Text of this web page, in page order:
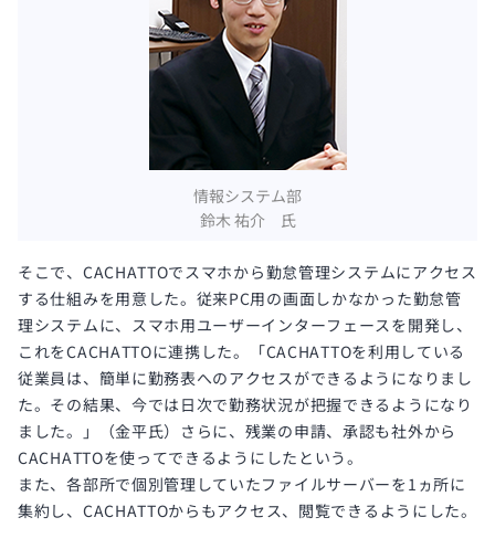
情報システム部
鈴木 祐介 氏
そこで、CACHATTOでスマホから勤怠管理システムにアクセス
する仕組みを用意した。従来PC用の画面しかなかった勤怠管
理システムに、スマホ用ユーザーインターフェースを開発し、
これをCACHATTOに連携した。「CACHATTOを利用している
従業員は、簡単に勤務表へのアクセスができるようになりまし
た。その結果、今では日次で勤務状況が把握できるようになり
ました。」（金平氏）さらに、残業の申請、承認も社外から
CACHATTOを使ってできるようにしたという。
また、各部所で個別管理していたファイルサーバーを1ヵ所に
集約し、CACHATTOからもアクセス、閲覧できるようにした。